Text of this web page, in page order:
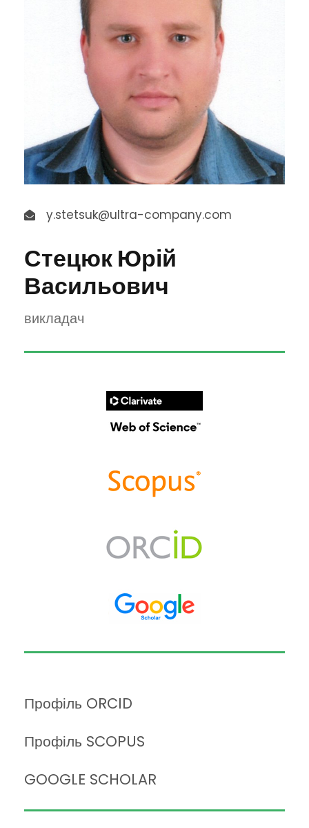
y.stetsuk@ultra-company.com
Стецюк Юрій
Васильович
викладач
Профіль ORCID
Профіль SCOPUS
GOOGLE SCHOLAR